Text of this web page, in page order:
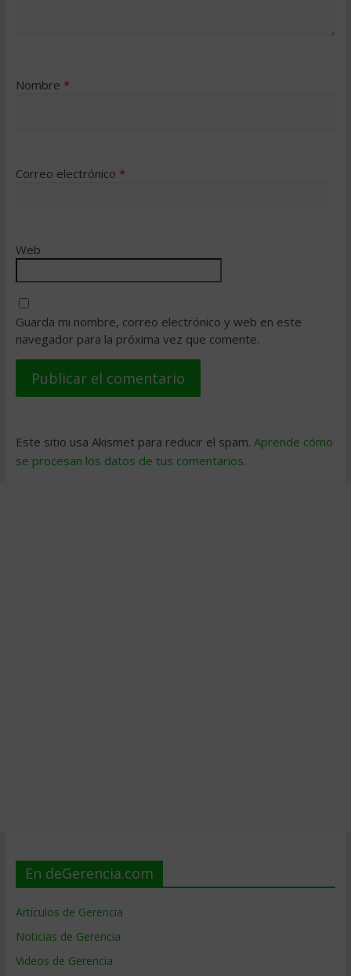
Nombre *
Correo electrónico *
Web
Guarda mi nombre, correo electrónico y web en este
navegador para la próxima vez que comente.
Este sitio usa Akismet para reducir el spam. Aprende cómo
se procesan los datos de tus comentarios.
En deGerencia.com
Artículos de Gerencia
Noticias de Gerencia
Videos de Gerencia